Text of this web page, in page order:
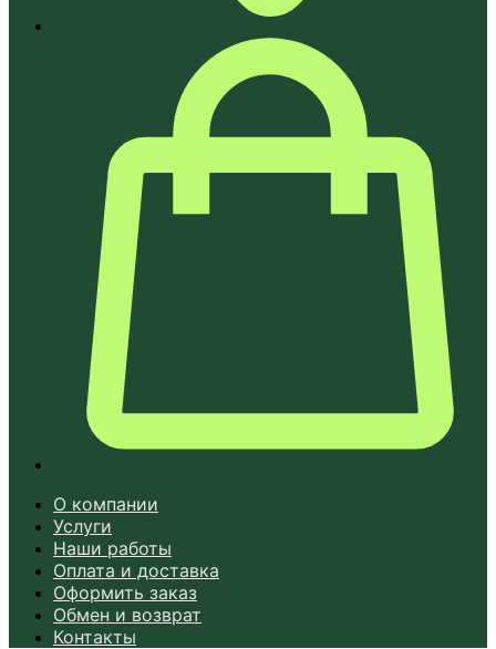
О компании
Услуги
Наши работы
Оплата и доставка
Оформить заказ
Обмен и возврат
Контакты